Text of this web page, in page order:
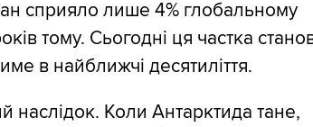
сприяло лише 4% глобальному
тому. Сьогодні ця частка
в найближчі десятиліття.
наслідок. Коли Антарктида тане,